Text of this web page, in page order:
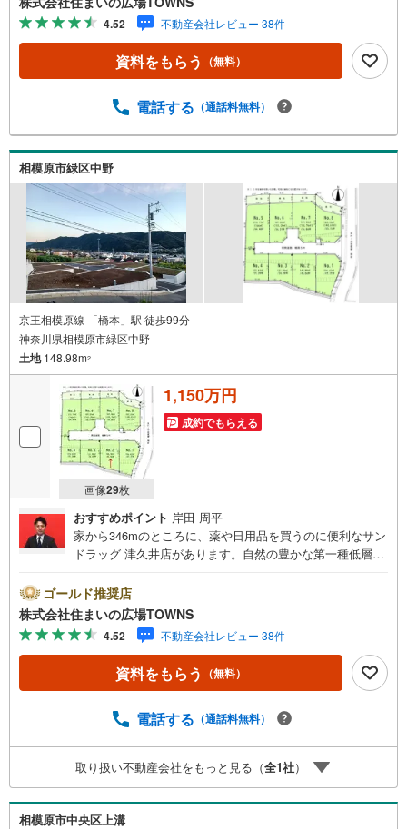
住宅の良好な住環境を守るための地域です。【年中無休/9:
00～21:00】人気物件は特にお問い合わせが集中するため、
お早めにお電話下さい。「室内・現地を見学する」ボタン
よりご予約頂くとご見学がスムーズです。■その他、各種ご
ンのシミュレーション■住まいの広場TOWNSからお客様へ
ご紹介させて頂きます！ /他社様掲載物件も併せてご紹介可
能ですのでお気軽にお問い合わせ下さい♪駐車場もござい
ますので、お車でのお越しも大歓迎です！
4.52 不動産会社レビュー 38件
資料をもらう （無料）
電話する （通話料無料）
相模原市緑区中野
京王相模原線 「橋本」駅 徒歩99分
神奈川県相模原市緑区中野
土地148.98m2
画像29枚
1,150万円
成約でもらえる
おすすめポイント 岸田 周平
家から346mのところに、薬や日用品を買うのに便利なサン
ドラッグ 津久井店があります。自然の豊かな第一種低層住
なので住まいに適した周辺環境の整っており、快適な生活
が期待できるのではないでしょうか。周辺環境が充実して
いる売地はこちらです。土地面積は148.98平米（公簿）で
一押しです。【年中無休/9:00～21:00】人気物件は特にお
問い合わせが集中するため、お早めにお電話下さい。「室
内・現地を見学する」ボタンよりご予約頂くとご見学がス
宅ローンのご相談○ライフプランのシミュレーション■住ま
様掲載物件も併せてご紹介可能ですのでお気軽にお問い合
わせ下さい♪駐車場もございますので、お車でのお越しも
大歓迎です！
ゴールド推奨店
株式会社住まいの広場TOWNS
4.52 不動産会社レビュー 38件
資料をもらう （無料）
電話する （通話料無料）
取り扱い不動産会社をもっと見る（全1社）
相模原市中央区上溝